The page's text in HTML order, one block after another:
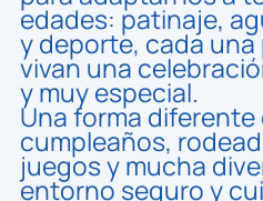
edades: patinaje,
y deporte, cada
vivan una
y muy especial.
Una forma diferente
cumpleaños,
juegos y mucha
entorno seguro y